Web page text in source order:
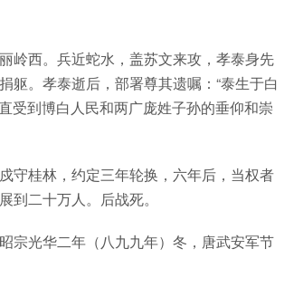
岭西。兵近蛇水，盖苏文来攻，孝泰身先
躯。孝泰逝后，部署尊其遗嘱：“泰生于白
受到博白人民和两广庞姓子孙的垂仰和崇
守桂林，约定三年轮换，六年后，当权者
二十万人。后战死。
宗光华二年（八九九年）冬，唐武安军节